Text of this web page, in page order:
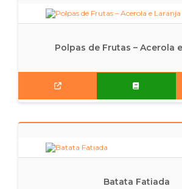
Polpas de Frutas – Acerola
Batata Fatiada